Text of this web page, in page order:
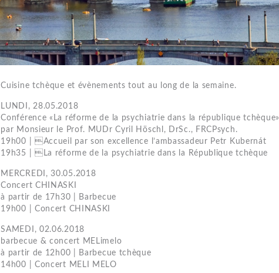
Cuisine tchèque et évènements tout au long de la semaine.
LUNDI, 28.05.2018
Conférence «La réforme de la psychiatrie dans la république tchèque»
par Monsieur le Prof. MUDr Cyril Höschl, DrSc., FRCPsych.
19h00 | Accueil par son excellence l’ambassadeur Petr Kubernát
19h35 | La réforme de la psychiatrie dans la République tchèque
MERCREDI, 30.05.2018
Concert CHINASKI
à partir de 17h30 | Barbecue
19h00 | Concert CHINASKI
SAMEDI, 02.06.2018
barbecue & concert MELimelo
à partir de 12h00 | Barbecue tchèque
14h00 | Concert MELI MELO